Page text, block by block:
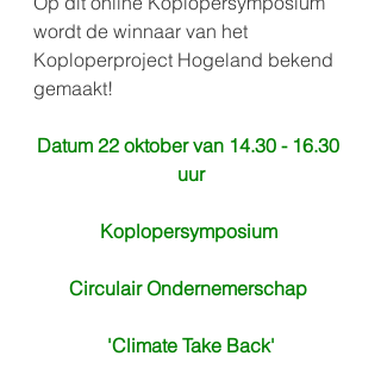
wordt de winnaar van het
Koploperproject Hogeland bekend
gemaakt!
Datum 22 oktober van 14.30 - 16.30
uur
Koplopersymposium
Circulair Ondernemerschap
'Climate Take Back'